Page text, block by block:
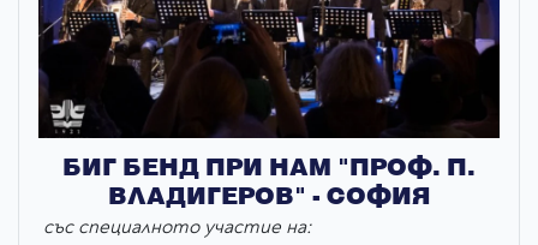
БИГ БЕНД ПРИ НАМ "ПРОФ. П.
ВЛАДИГЕРОВ" - СОФИЯ
със специалното участие на: